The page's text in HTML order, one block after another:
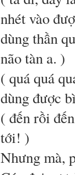
nhét vào
dùng thần
não tàn a. )
( quá quá
dùng được
( đến rồi
tới! )
Nhưng mà,